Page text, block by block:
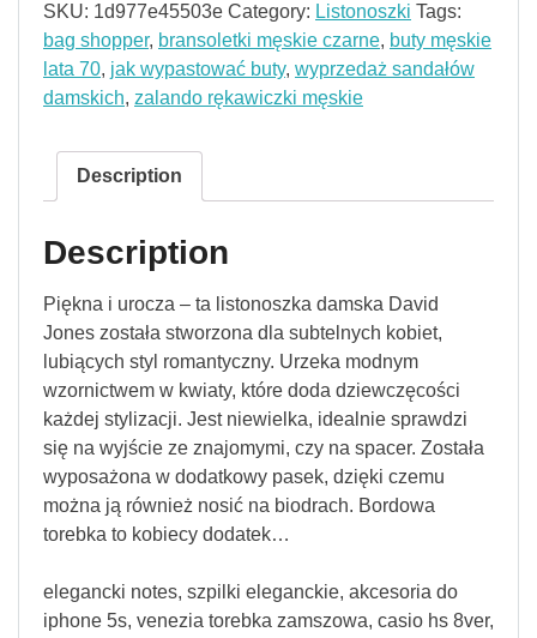
SKU: 1d977e45503e Category: Listonoszki Tags:
bag shopper, bransoletki męskie czarne, buty męskie
lata 70, jak wypastować buty, wyprzedaż sandałów
damskich, zalando rękawiczki męskie
Description
Description
Piękna i urocza – ta listonoszka damska David
Jones została stworzona dla subtelnych kobiet,
lubiących styl romantyczny. Urzeka modnym
wzornictwem w kwiaty, które doda dziewczęcości
każdej stylizacji. Jest niewielka, idealnie sprawdzi
się na wyjście ze znajomymi, czy na spacer. Została
wyposażona w dodatkowy pasek, dzięki czemu
można ją również nosić na biodrach. Bordowa
torebka to kobiecy dodatek…
elegancki notes, szpilki eleganckie, akcesoria do
iphone 5s, venezia torebka zamszowa, casio hs 8ver,